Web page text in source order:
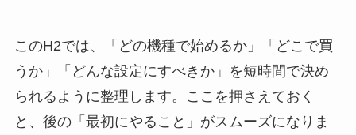
このH2では、「どの機種で始めるか」「どこで買
うか」「どんな設定にすべきか」を短時間で決め
られるように整理します。ここを押さえておく
と、後の「最初にやること」がスムーズになりま